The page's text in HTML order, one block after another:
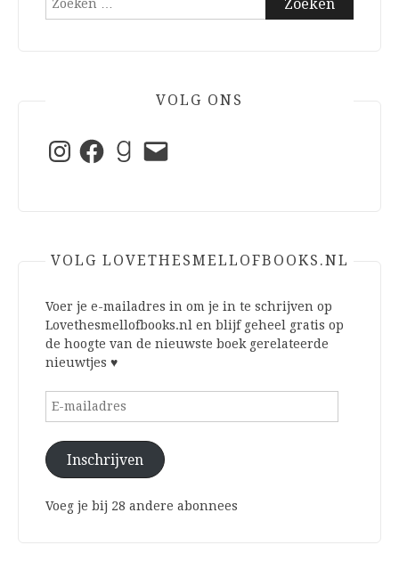
VOLG ONS
InstagramFacebookGoodreads
E-
mail
VOLG LOVETHESMELLOFBOOKS.NL
Voer je e-mailadres in om je in te schrijven op
Lovethesmellofbooks.nl en blijf geheel gratis op
de hoogte van de nieuwste boek gerelateerde
nieuwtjes ♥
E-
Inschrijven
Voeg je bij 28 andere abonnees